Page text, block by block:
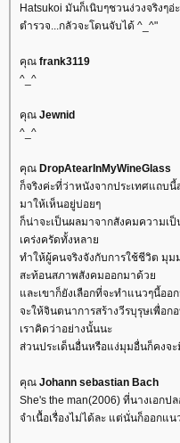
Hatsukoi มันก็เนิบๆชวนง่วงจริงๆ
ตำรวจ...กลัวจะโดนจับได้ ^_^"
คุณ frank3119
^_^
คุณ Jewnid
^_^
คุณ DropAtearInMyWineGlass
ก็จริงค่ะที่ว่าหนังจากประเทศแถบ
มาให้เห็นอยู่บ่อยๆ
ก็น่าจะเป็นผลมาจากสังคมความเ
เคร่งครัดทั้งหลา
ทำให้ผู้คนจริงจังกับการใช้ชีวิต มุ
สะท้อนสภาพสังคมออกมาด้ว
ละเขาก็ยังเลือกที่จะทำแนวๆนี้ออก
จะให้จินตนาการสร้างวีรบุรุษเพื่อก
เราคิดว่าอย่างนั้นนะ
ส่วนประเด็นอื่นหรือแง่มุมอื่นก็คงจ
คุณ Johann sebastian Bach
She's the man(2006) ที่นางเอก
จำเนื้อเรื่องไม่ได้ละ แต่นั่นก็ออกแ